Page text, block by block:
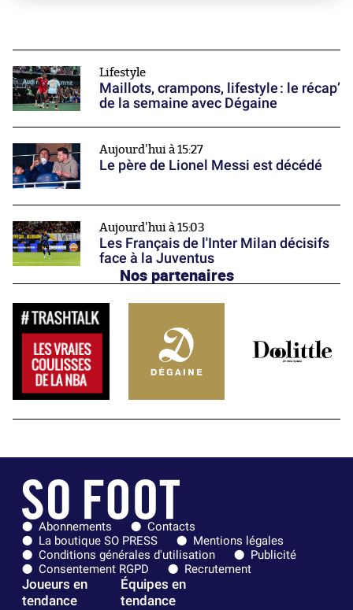
Lifestyle
Maillots, crampons, lifestyle : le récap’
de la semaine avec Dégaine
Aujourd'hui à 15:27
Le père de Lionel Messi est décédé
Aujourd'hui à 15:03
Les Français de l'Inter Milan décisifs
face à la Juventus
Nos partenaires
Abonnements
Contacts
La boutique SO PRESS
Mentions légales
Conditions générales d'utilisation
Publicité
Consentement RGPD
Recrutement
Joueurs en
tendance
Équipes en
tendance